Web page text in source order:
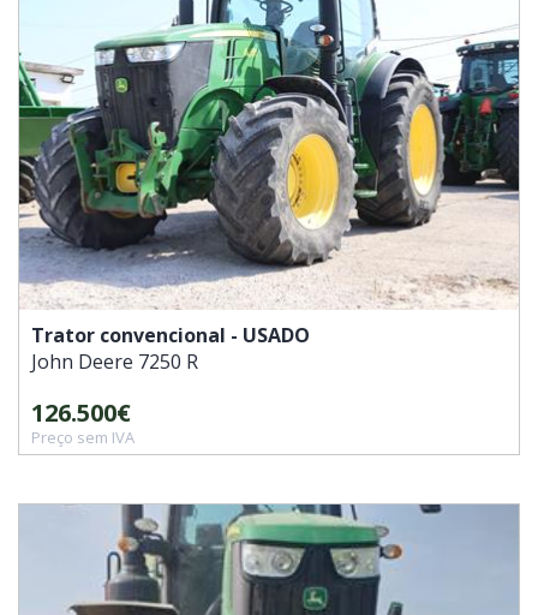
Trator convencional - USADO
John Deere 7250 R
126.500€
Preço sem IVA